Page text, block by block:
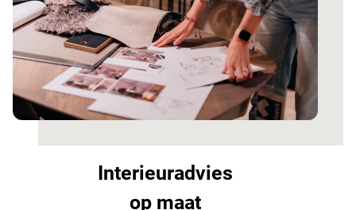
Interieuradvies
op maat